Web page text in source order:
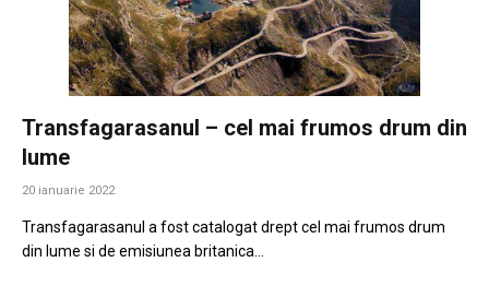
Transfagarasanul – cel mai frumos drum din
lume
20 ianuarie 2022
Transfagarasanul a fost catalogat drept cel mai frumos drum
din lume si de emisiunea britanica…